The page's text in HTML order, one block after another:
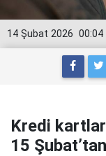
00:04
14 Şubat 2026
Kredi
15